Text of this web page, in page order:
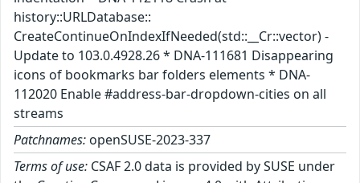
history::URLDatabase::
CreateContinueOnIndexIfNeeded(std::__Cr::vector) -
Update to 103.0.4928.26 * DNA-111681 Disappearing
icons of bookmarks bar folders elements * DNA-
112020 Enable #address-bar-dropdown-cities on all
streams
Patchnames: openSUSE-2023-337
Terms of use: CSAF 2.0 data is provided by SUSE under